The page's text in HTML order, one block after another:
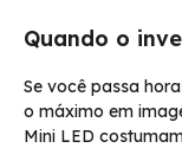
Quando o
Se você passa
o máximo em
Mini LED